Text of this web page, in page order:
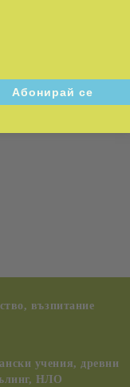
възпитание
учения, древни
НЛО